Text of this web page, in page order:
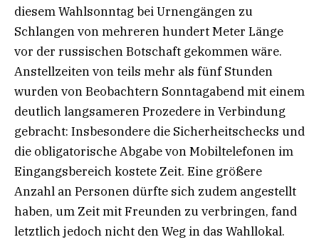
diesem Wahlsonntag bei Urnengängen zu
Schlangen von mehreren hundert Meter Länge
vor der russischen Botschaft gekommen wäre.
Anstellzeiten von teils mehr als fünf Stunden
wurden von Beobachtern Sonntagabend mit einem
deutlich langsameren Prozedere in Verbindung
gebracht: Insbesondere die Sicherheitschecks und
die obligatorische Abgabe von Mobiltelefonen im
Eingangsbereich kostete Zeit. Eine größere
Anzahl an Personen dürfte sich zudem angestellt
haben, um Zeit mit Freunden zu verbringen, fand
letztlich jedoch nicht den Weg in das Wahllokal.